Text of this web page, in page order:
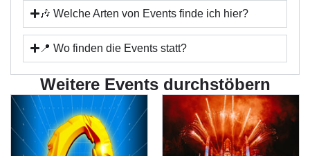
🎶 Welche Arten von Events finde ich hier?
📍 Wo finden die Events statt?
Weitere Events durchstöbern